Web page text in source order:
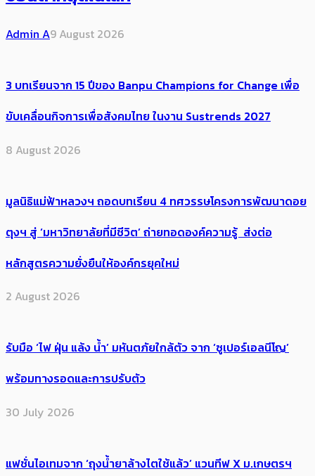
Admin A9 August 2026
3 บทเรียนจาก 15 ปีของ Banpu Champions for Change เพื่อ
ขับเคลื่อนกิจการเพื่อสังคมไทย ในงาน Sustrends 2027
8 August 2026
มูลนิธิแม่ฟ้าหลวงฯ ถอดบทเรียน 4 ทศวรรษโครงการพัฒนาดอย
ตุงฯ สู่ ‘มหาวิทยาลัยที่มีชีวิต’ ถ่ายทอดองค์ความรู้ ส่งต่อ
หลักสูตรความยั่งยืนให้องค์กรยุคใหม่
2 August 2026
รับมือ ‘ไฟ ฝุ่น แล้ง น้ำ’ มหันตภัยใกล้ตัว จาก ‘ซูเปอร์เอลนีโญ’
พร้อมทางรอดและการปรับตัว
30 July 2026
แฟชั่นไอเทมจาก ‘ถุงน้ำยาล้างไตใช้แล้ว’ แวนทีฟ X ม.เกษตรฯ